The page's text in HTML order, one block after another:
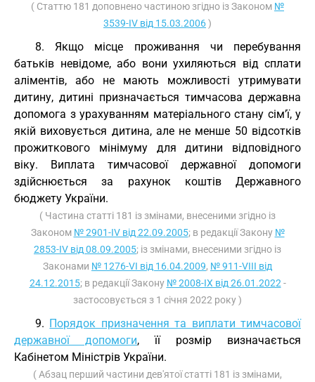
( Статтю 181 доповнено частиною згідно із Законом №
3539-IV від 15.03.2006)
8. Якщо місце проживання чи перебування
батьків невідоме, або вони ухиляються від сплати
аліментів, або не мають можливості утримувати
дитину, дитині призначається тимчасова державна
допомога з урахуванням матеріального стану сім’ї, у
якій виховується дитина, але не менше 50 відсотків
прожиткового мінімуму для дитини відповідного
віку. Виплата тимчасової державної допомоги
здійснюється за рахунок коштів Державного
бюджету України.
( Частина статті 181 із змінами, внесеними згідно із
Законом № 2901-IV від 22.09.2005; в редакції Закону №
2853-IV від 08.09.2005; із змінами, внесеними згідно із
Законами № 1276-VI від 16.04.2009, № 911-VIII від
24.12.2015; в редакції Закону № 2008-IX від 26.01.2022 -
застосовується з 1 січня 2022 року )
9. Порядок призначення та виплати тимчасової
державної допомоги, її розмір визначається
Кабінетом Міністрів України.
( Абзац перший частини дев'ятої статті 181 із змінами,